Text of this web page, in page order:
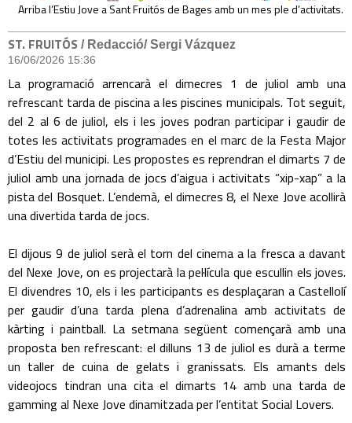
Arriba l’Estiu Jove a Sant Fruitós de Bages amb un mes ple d’activitats.
ST. FRUITÓS / Redacció/ Sergi Vázquez
16/06/2026 15:36
La programació arrencarà el dimecres 1 de juliol amb una
refrescant tarda de piscina a les piscines municipals. Tot seguit,
del 2 al 6 de juliol, els i les joves podran participar i gaudir de
totes les activitats programades en el marc de la Festa Major
d’Estiu del municipi. Les propostes es reprendran el dimarts 7 de
juliol amb una jornada de jocs d’aigua i activitats “xip-xap” a la
pista del Bosquet. L’endemà, el dimecres 8, el Nexe Jove acollirà
una divertida tarda de jocs.
El dijous 9 de juliol serà el torn del cinema a la fresca a davant
del Nexe Jove, on es projectarà la pel·lícula que escullin els joves.
El divendres 10, els i les participants es desplaçaran a Castellolí
per gaudir d’una tarda plena d’adrenalina amb activitats de
kàrting i paintball. La setmana següent començarà amb una
proposta ben refrescant: el dilluns 13 de juliol es durà a terme
un taller de cuina de gelats i granissats. Els amants dels
videojocs tindran una cita el dimarts 14 amb una tarda de
gamming al Nexe Jove dinamitzada per l’entitat Social Lovers.